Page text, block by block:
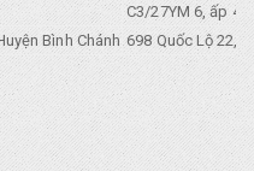
C3/27YM 6, ấp 4,
Bình Chánh 698 Quốc Lộ 22,